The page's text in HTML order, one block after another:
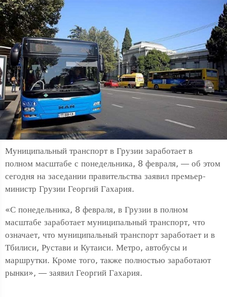
Муниципальный транспорт в Грузии заработает в
полном масштабе с понедельника, 8 февраля, — об этом
сегодня на заседании правительства заявил премьер-
министр Грузии Георгий Гахария.
«С понедельника, 8 февраля, в Грузии в полном
масштабе заработает муниципальный транспорт, что
означает, что муниципальный транспорт заработает и в
Тбилиси, Рустави и Кутаиси. Метро, ​​автобусы и
маршрутки. Кроме того, также полностью заработают
рынки», — заявил Георгий Гахария.